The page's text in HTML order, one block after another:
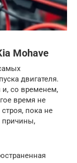
Mohave
двигателя.
и, со временем,
время не
пока не
причины,